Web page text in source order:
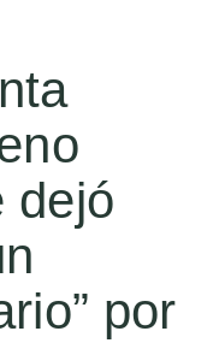
dejó
por